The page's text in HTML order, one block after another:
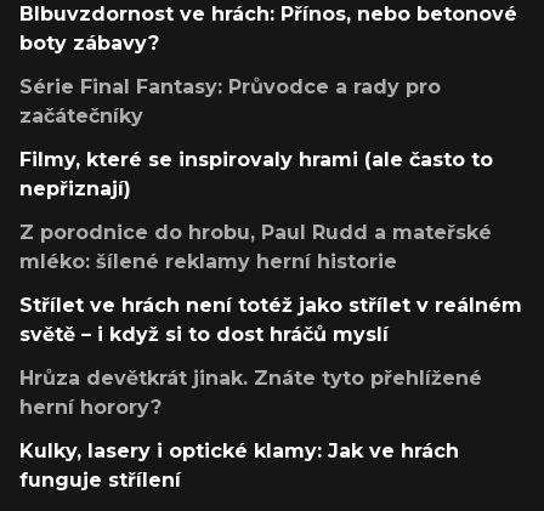
Blbuvzdornost ve hrách: Přínos, nebo betonové
boty zábavy?
Série Final Fantasy: Průvodce a rady pro
začátečníky
Filmy, které se inspirovaly hrami (ale často to
nepřiznají)
Z porodnice do hrobu, Paul Rudd a mateřské
mléko: šílené reklamy herní historie
Střílet ve hrách není totéž jako střílet v reálném
světě – i když si to dost hráčů myslí
Hrůza devětkrát jinak. Znáte tyto přehlížené
herní horory?
Kulky, lasery i optické klamy: Jak ve hrách
funguje střílení